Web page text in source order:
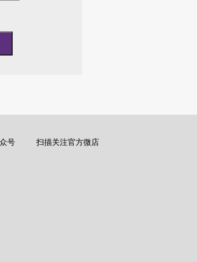
号 扫描关注官方微店